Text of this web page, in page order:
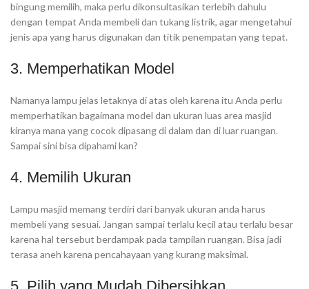
bingung memilih, maka perlu dikonsultasikan terlebih dahulu
dengan tempat Anda membeli dan tukang listrik, agar mengetahui
jenis apa yang harus digunakan dan titik penempatan yang tepat.
3. Memperhatikan Model
Namanya lampu jelas letaknya di atas oleh karena itu Anda perlu
memperhatikan bagaimana model dan ukuran luas area masjid
kiranya mana yang cocok dipasang di dalam dan di luar ruangan.
Sampai sini bisa dipahami kan?
4. Memilih Ukuran
Lampu masjid memang terdiri dari banyak ukuran anda harus
membeli yang sesuai. Jangan sampai terlalu kecil atau terlalu besar
karena hal tersebut berdampak pada tampilan ruangan. Bisa jadi
terasa aneh karena pencahayaan yang kurang maksimal.